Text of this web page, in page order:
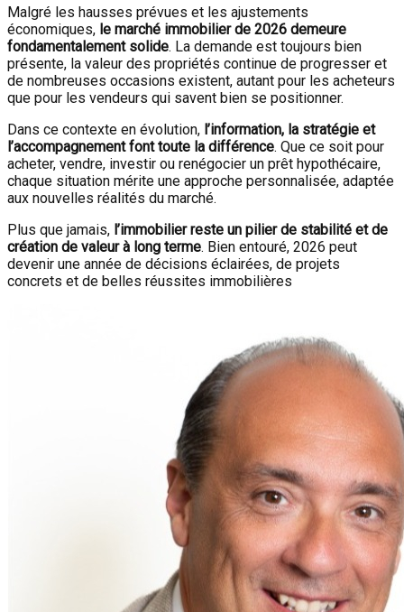
Malgré les hausses prévues et les ajustements
économiques, le marché immobilier de 2026 demeure
fondamentalement solide. La demande est toujours bien
présente, la valeur des propriétés continue de progresser et
de nombreuses occasions existent, autant pour les acheteurs
que pour les vendeurs qui savent bien se positionner.
Dans ce contexte en évolution, l’information, la stratégie et
l’accompagnement font toute la différence. Que ce soit pour
acheter, vendre, investir ou renégocier un prêt hypothécaire,
chaque situation mérite une approche personnalisée, adaptée
aux nouvelles réalités du marché.
Plus que jamais, l’immobilier reste un pilier de stabilité et de
création de valeur à long terme. Bien entouré, 2026 peut
devenir une année de décisions éclairées, de projets
concrets et de belles réussites immobilières